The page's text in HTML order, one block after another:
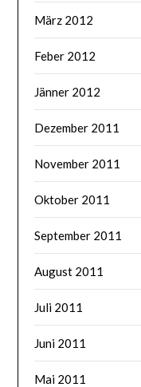
März 2012
Feber 2012
Jänner 2012
Dezember 2011
November 2011
Oktober 2011
September 2011
August 2011
Juli 2011
Juni 2011
Mai 2011